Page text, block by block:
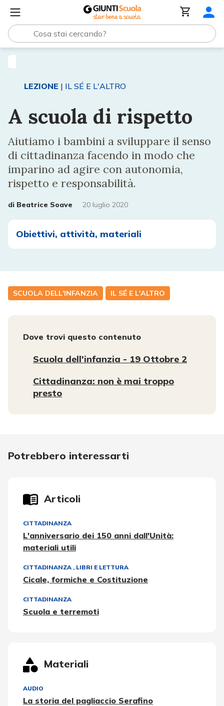
LEZIONE | IL SÉ E L'ALTRO
A scuola di rispetto
Aiutiamo i bambini a sviluppare il senso
di cittadinanza facendo in modo che
imparino ad agire con autonomia,
rispetto e responsabilità.
di Beatrice Soave 20 luglio 2020
Obiettivi, attività, materiali
SCUOLA DELL'INFANZIA IL SÉ E L'ALTRO
Dove trovi questo contenuto
Scuola dell'infanzia - 19 Ottobre 2
Cittadinanza: non è mai troppo
presto
Potrebbero interessarti
Articoli
CITTADINANZA
L'anniversario dei 150 anni dall'Unità:
materiali utili
CITTADINANZA , LIBRI E LETTURA
Cicale, formiche e Costituzione
CITTADINANZA
Scuola e terremoti
Materiali
AUDIO
La storia del pagliaccio Serafino